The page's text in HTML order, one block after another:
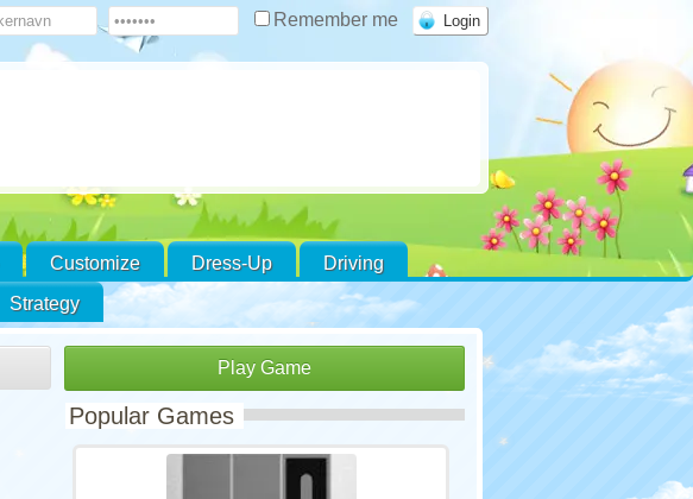
Remember me
Customize Dress-Up
Driving
Strategy
Play Game
Popular Games